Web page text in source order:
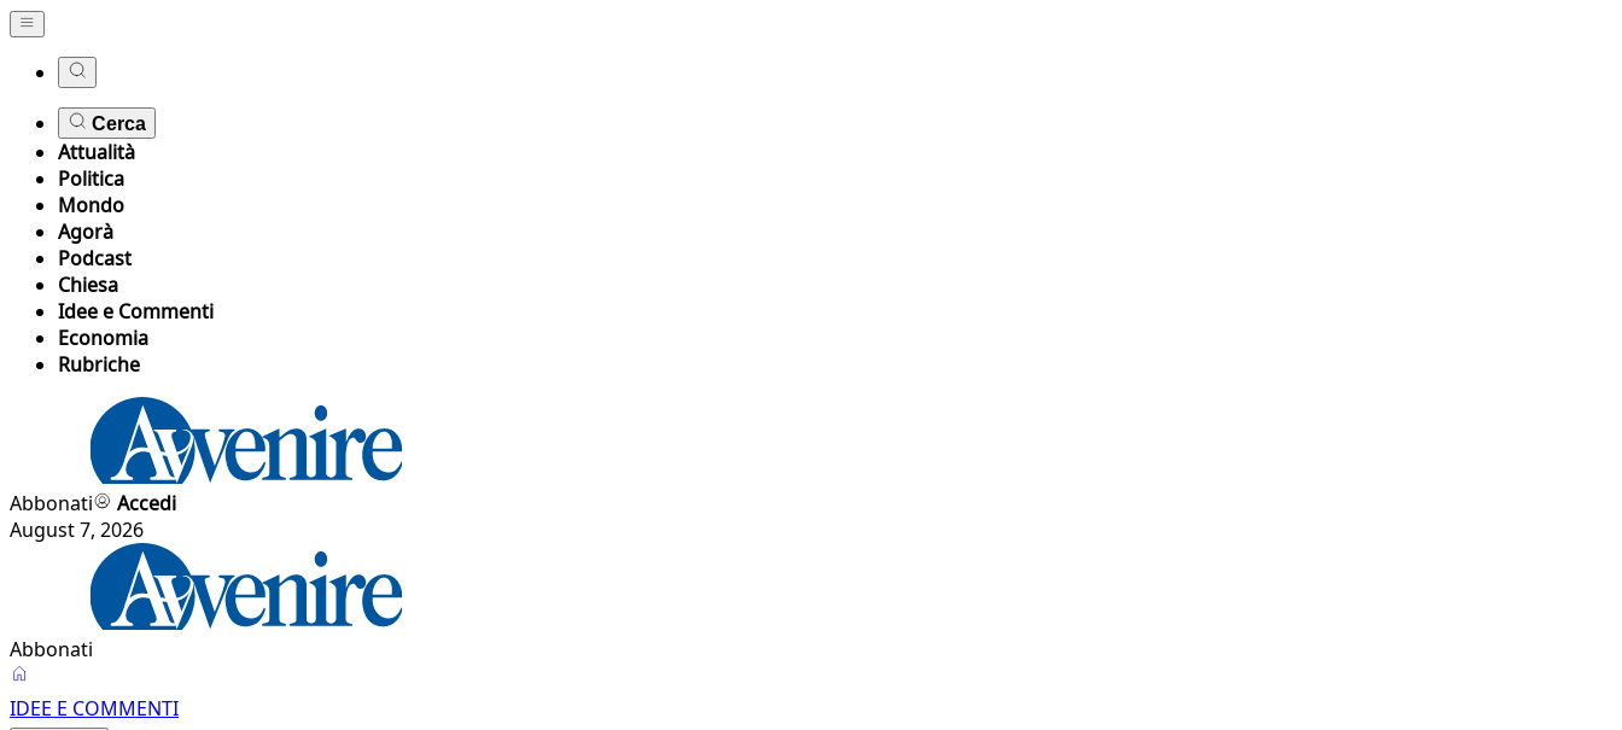
Cerca
Attualità
Politica
Mondo
Agorà
Podcast
Chiesa
Idee e Commenti
Economia
Rubriche
Abbonati
Accedi
August 7, 2026
Abbonati
IDEE E COMMENTI